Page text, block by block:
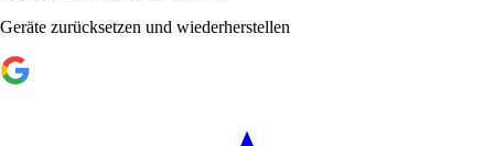
Geräte zurücksetzen und wiederherstellen